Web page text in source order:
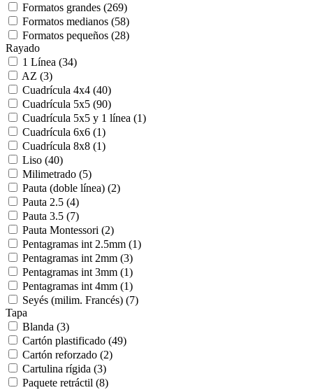
Formatos grandes (269)
Formatos medianos (58)
Formatos pequeños (28)
Rayado
1 Línea (34)
AZ (3)
Cuadrícula 4x4 (40)
Cuadrícula 5x5 (90)
Cuadrícula 5x5 y 1 línea (1)
Cuadrícula 6x6 (1)
Cuadrícula 8x8 (1)
Liso (40)
Milimetrado (5)
Pauta (doble línea) (2)
Pauta 2.5 (4)
Pauta 3.5 (7)
Pauta Montessori (2)
Pentagramas int 2.5mm (1)
Pentagramas int 2mm (3)
Pentagramas int 3mm (1)
Pentagramas int 4mm (1)
Seyés (milim. Francés) (7)
Tapa
Blanda (3)
Cartón plastificado (49)
Cartón reforzado (2)
Cartulina rígida (3)
Paquete retráctil (8)